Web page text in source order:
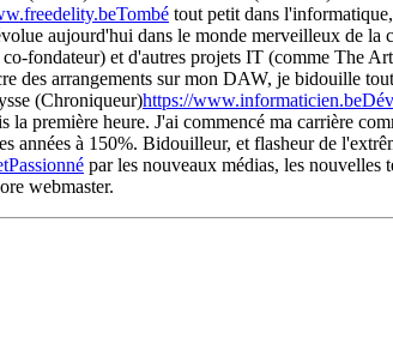
tout petit dans
aujourd'hui dans le monde merveilleux de la
fondateur) et d'autres projets IT (comme The
des arrangements sur mon DAW, je bidouille
(Chroniqueur)https://
première heure. J'ai commencé ma carrière
à 150%. Bidouilleur, et flasheur de
par les nouveaux médias, les nouvelles
webmaster.